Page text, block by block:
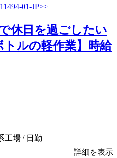
休日を過ごしたい
ルの軽作業】時給
工場 / 日勤
詳細を表示